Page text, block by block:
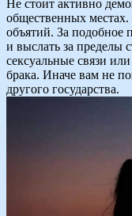
Не стоит активно
общественных местах.
объятий. За подобное
и выслать за пределы
сексуальные связи
брака. Иначе вам не
другого государства.